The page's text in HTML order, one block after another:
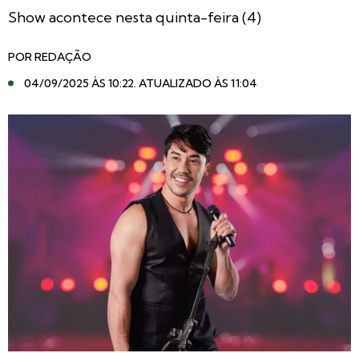
Show acontece nesta quinta-feira (4)
PORREDAÇÃO
04/09/2025 ÀS 10:22. ATUALIZADO ÀS 11:04